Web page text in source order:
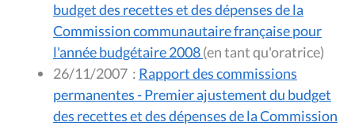
budget des recettes et des dépenses de la
Commission communautaire française pour
l'année budgétaire 2008
(en tant qu'oratrice)
26/11/2007 : Rapport des commissions
permanentes - Premier ajustement du budget
des recettes et des dépenses de la Commission